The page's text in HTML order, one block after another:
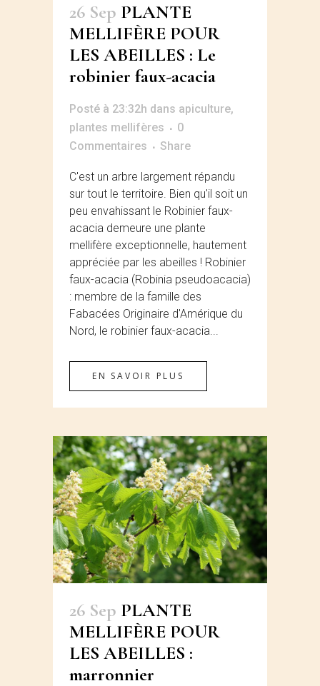
26 Sep PLANTE
MELLIFÈRE POUR
LES ABEILLES : Le
robinier faux-acacia
Posté à 23:32h dans apiculture,
plantes mellifères
0
Commentaires
Share
C'est un arbre largement répandu
sur tout le territoire. Bien qu'il soit un
peu envahissant le Robinier faux-
acacia demeure une plante
mellifère exceptionnelle, hautement
appréciée par les abeilles ! Robinier
faux-acacia (Robinia pseudoacacia)
: membre de la famille des
Fabacées Originaire d'Amérique du
Nord, le robinier faux-acacia...
EN SAVOIR PLUS
26 Sep PLANTE
MELLIFÈRE POUR
LES ABEILLES :
marronnier